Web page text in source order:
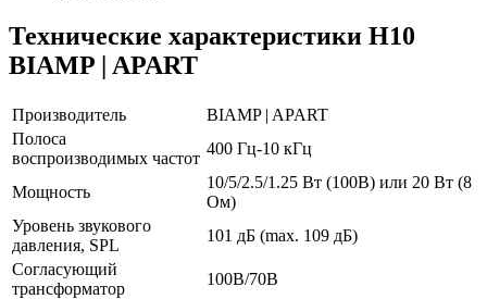
Технические характеристики H10
BIAMP | APART
Производитель
BIAMP | APART
Полоса
воспроизводимых частот
400 Гц-10 кГц
Мощность
10/5/2.5/1.25 Вт (100В) или 20 Вт (8
Ом)
Уровень звукового
давления, SPL
101 дБ (max. 109 дБ)
Согласующий
трансформатор
100В/70В